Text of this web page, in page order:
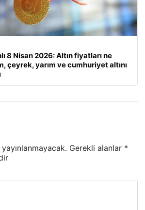
8 Nisan 2026: Altın fiyatları ne
çeyrek, yarım ve cumhuriyet altını
Gerekli alanlar *